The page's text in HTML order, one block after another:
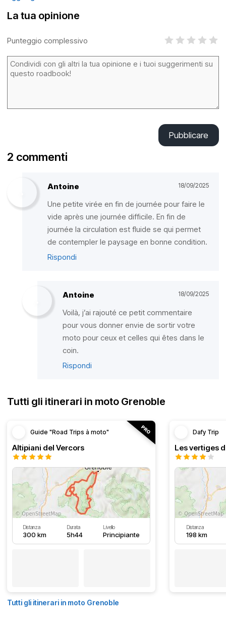
La tua opinione
Punteggio complessivo
Pubblicare
2 commenti
Antoine 18/09/2025
Une petite virée en fin de journée pour faire le
vide après une journée difficile. En fin de
journée la circulation est fluide se qui permet
de contempler le paysage en bonne condition.
Rispondi
Antoine 18/09/2025
Voilà, j’ai rajouté ce petit commentaire
pour vous donner envie de sortir votre
moto pour ceux et celles qui êtes dans le
coin.
Rispondi
Tutti gli itinerari in moto Grenoble
Guide "Road Trips à moto"
Altipiani del Vercors
Distanza
300 km
Durata
5h44
Livello
Principiante
Dafy Trip
Les vertiges
Distanza
198 km
Tutti gli itinerari in moto Grenoble